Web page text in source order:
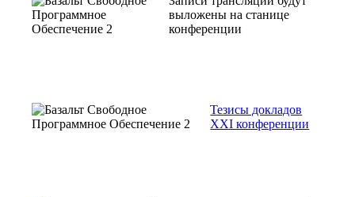
выложены на станице
конференции
Тезисы докладов
ХХI конференции